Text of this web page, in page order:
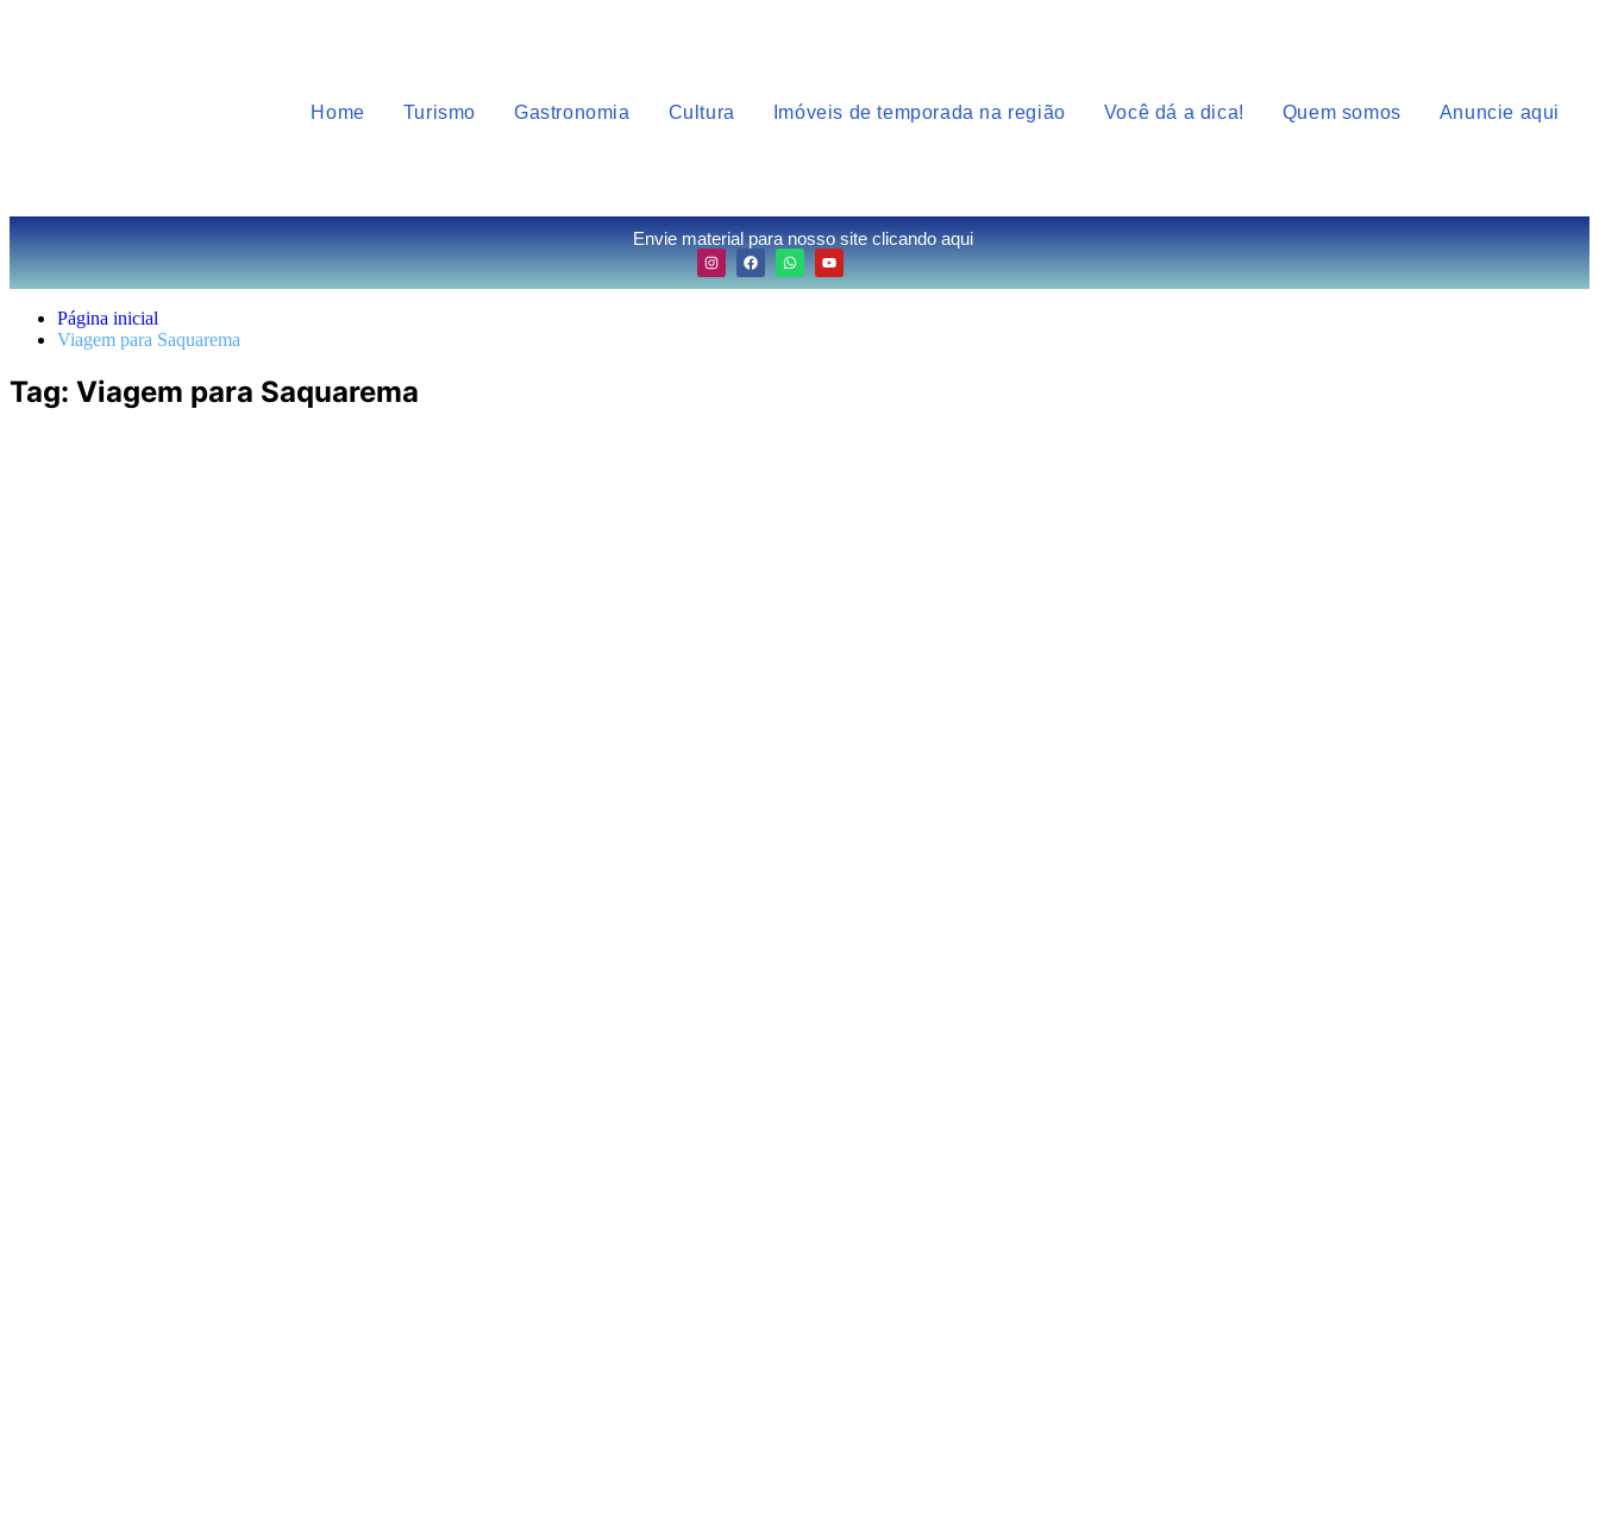
Home Turismo Gastronomia Cultura Imóveis de temporada na região Você dá a dica! Quem somos Anuncie aqui
Envie material para nosso site clicando aqui
Página inicial
Viagem para Saquarema
Tag: Viagem para Saquarema